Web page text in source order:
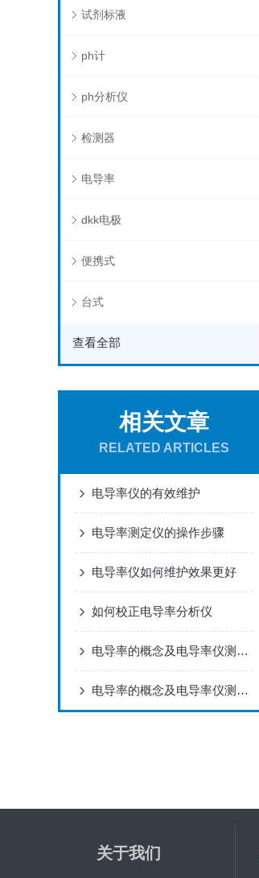
试剂标液
ph计
ph分析仪
检测器
电导率
dkk电极
便携式
台式
查看全部
相关文章
RELATED ARTICLES
电导率仪的有效维护
电导率测定仪的操作步骤
电导率仪如何维护效果更好
如何校正电导率分析仪
电导率的概念及电导率仪测量原理
电导率的概念及电导率仪测量原理
关于我们